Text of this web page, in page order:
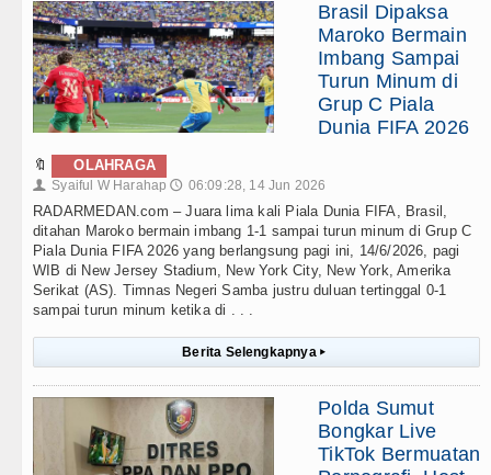
Brasil Dipaksa
Maroko Bermain
Imbang Sampai
Turun Minum di
Grup C Piala
Dunia FIFA 2026
🔖 OLAHRAGA
👤 Syaiful W Harahap 🕔 06:09:28, 14 Jun 2026
RADARMEDAN.com – Juara lima kali Piala Dunia FIFA, Brasil,
ditahan Maroko bermain imbang 1-1 sampai turun minum di Grup C
Piala Dunia FIFA 2026 yang berlangsung pagi ini, 14/6/2026, pagi
WIB di New Jersey Stadium, New York City, New York, Amerika
Serikat (AS). Timnas Negeri Samba justru duluan tertinggal 0-1
sampai turun minum ketika di . . .
Berita Selengkapnya ▸
Polda Sumut
Bongkar Live
TikTok Bermuatan